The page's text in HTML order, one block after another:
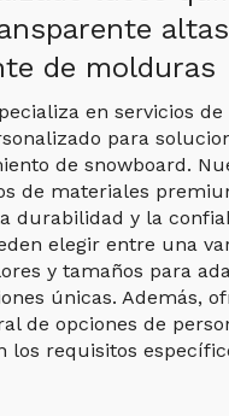
de molduras
en servicios
para
de snowboard.
de materiales
durabilidad y la
elegir entre una
y tamaños para
únicas. Además,
de opciones de
los requisitos